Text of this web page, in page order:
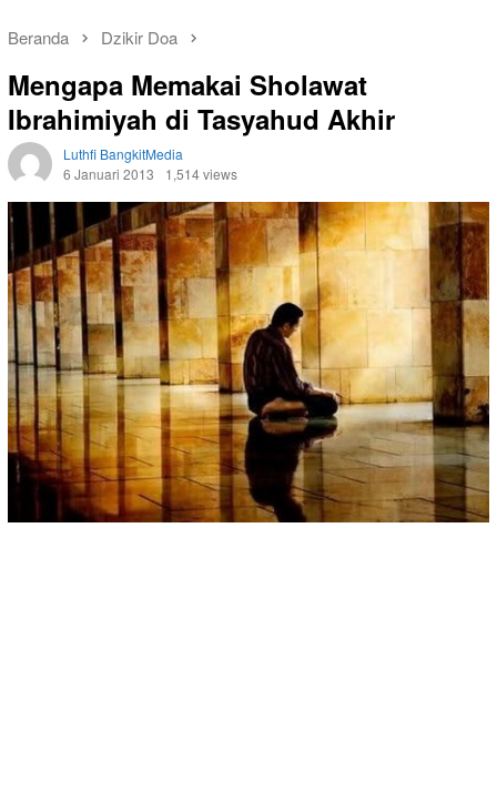
Beranda Dzikir Doa
Mengapa Memakai Sholawat
Ibrahimiyah di Tasyahud Akhir
Luthfi BangkitMedia
6 Januari 2013
1,514 views